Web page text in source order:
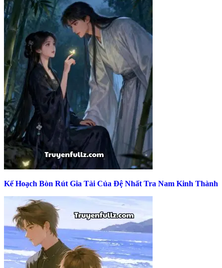
Kế Hoạch Bòn Rút Gia Tài Của Đệ Nhất Tra Nam Kinh Thành